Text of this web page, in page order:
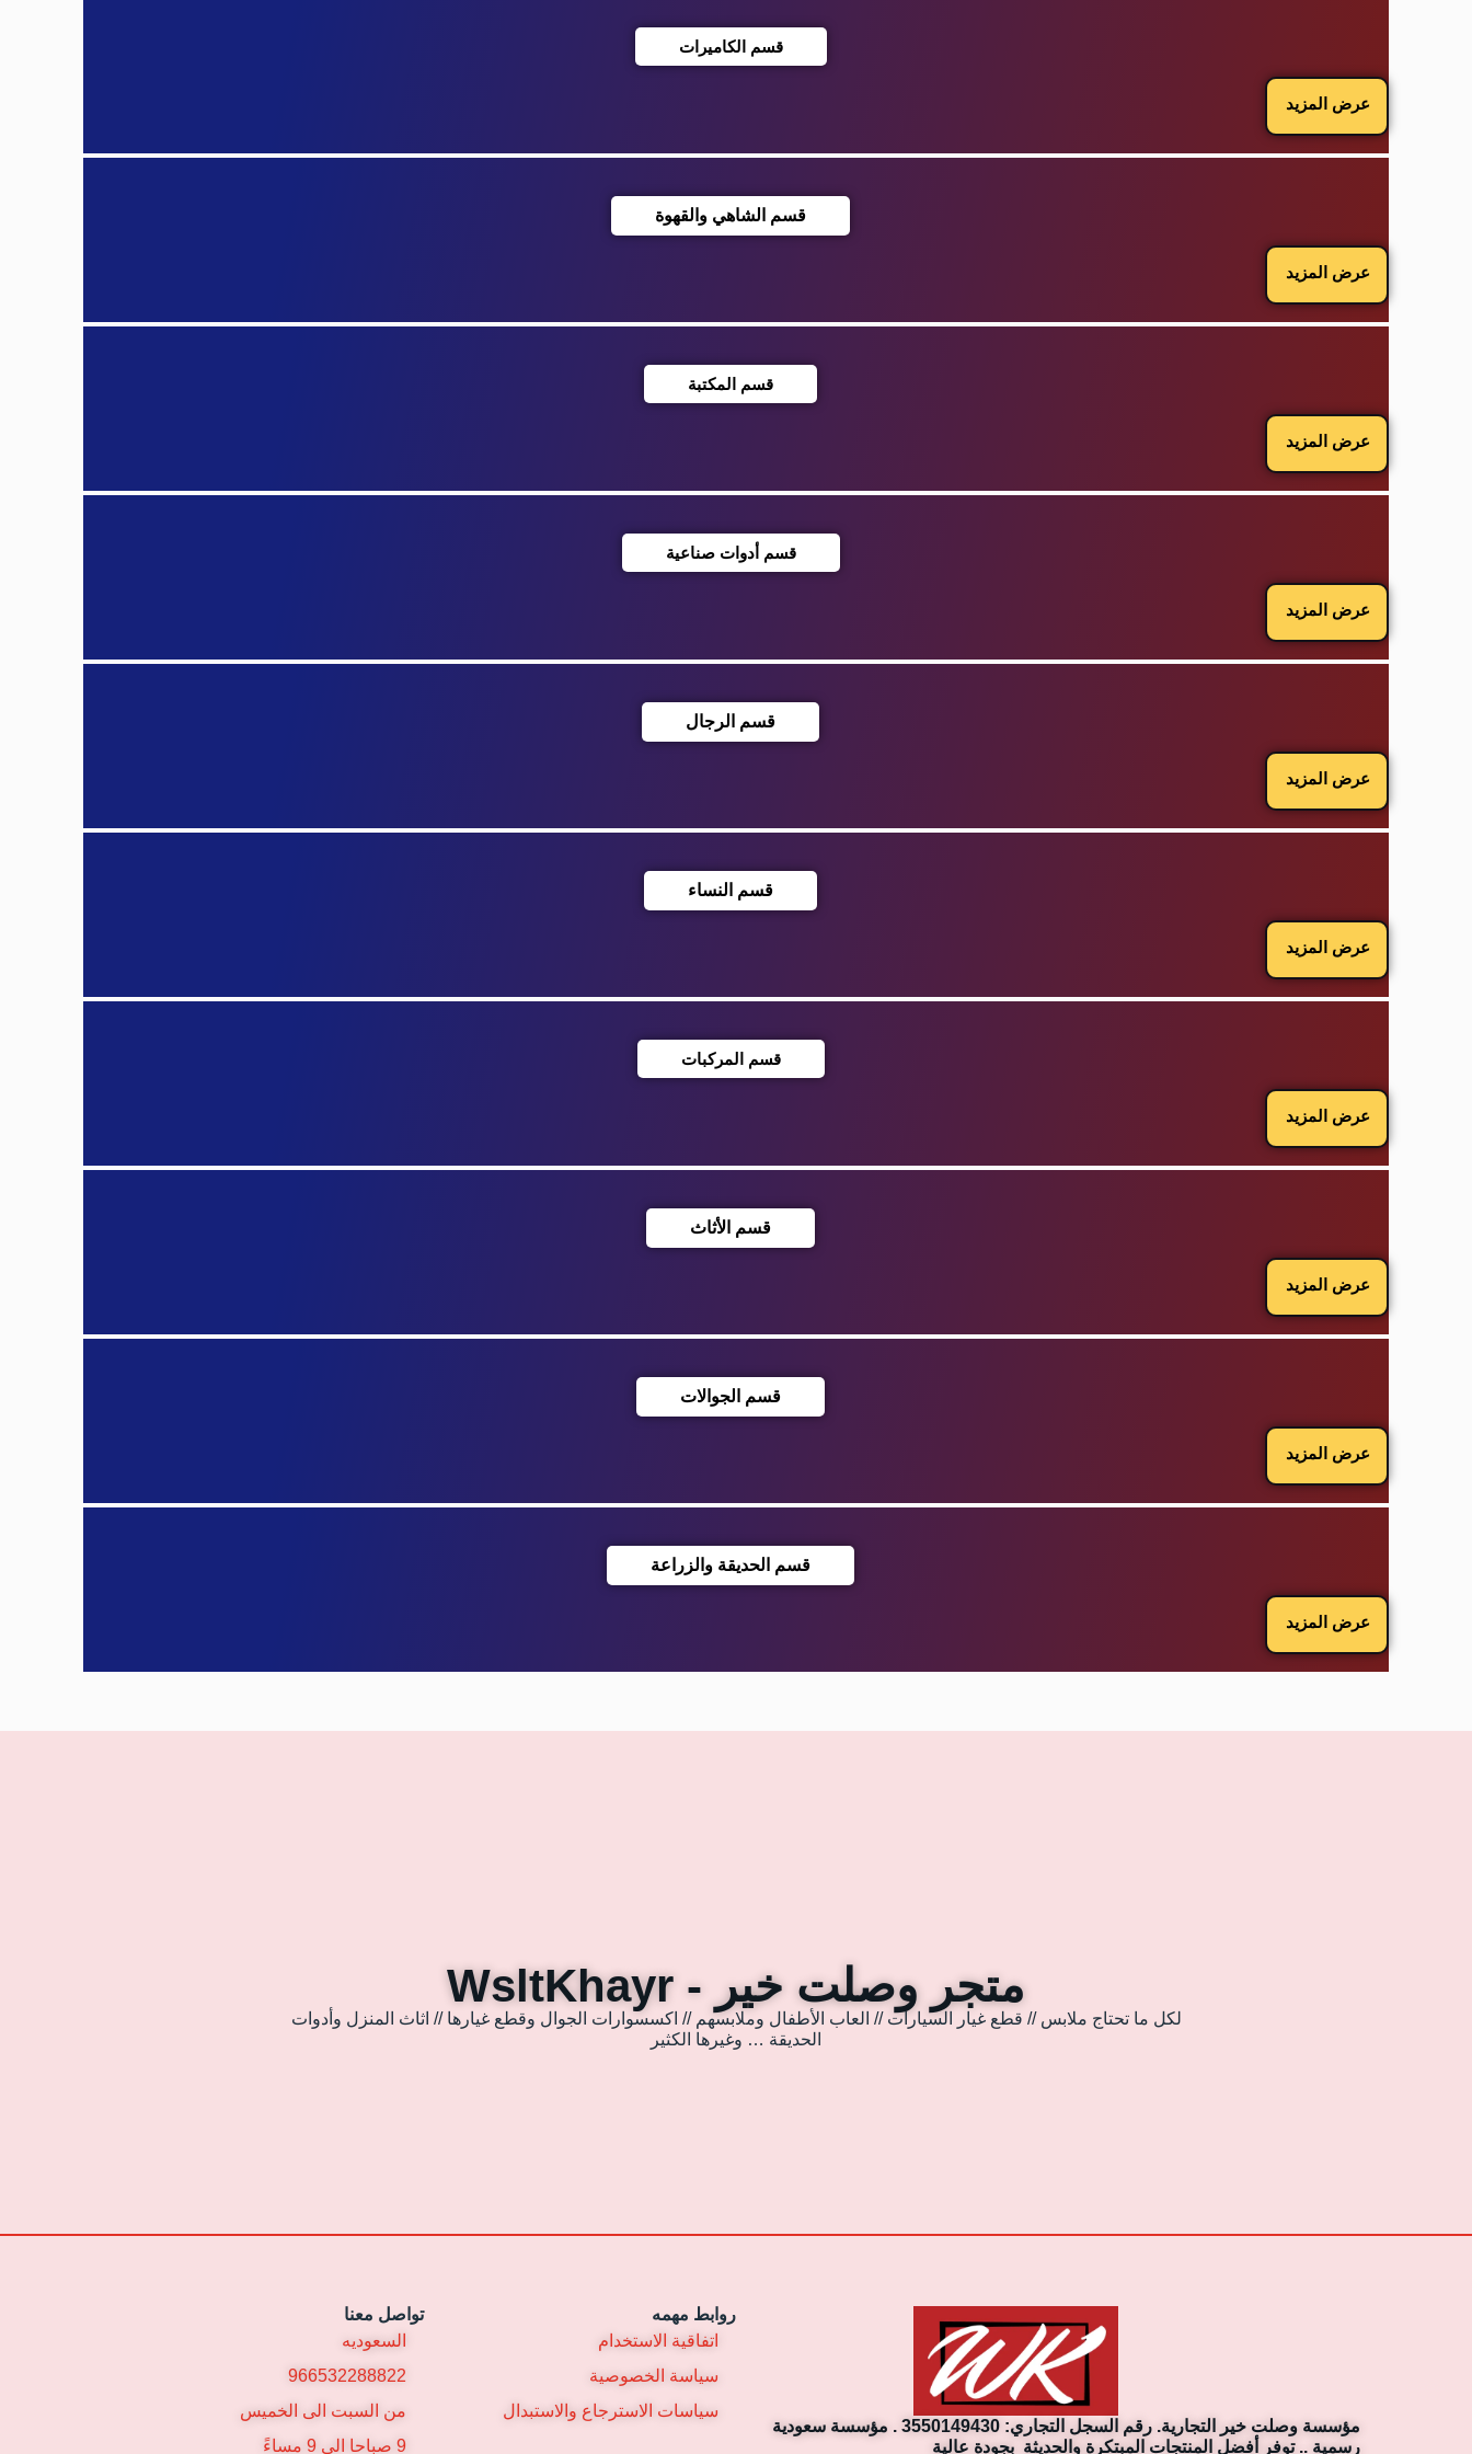
قسم الكاميرات
عرض المزيد
قسم الشاهي والقهوة
عرض المزيد
قسم المكتبة
عرض المزيد
قسم أدوات صناعية
عرض المزيد
قسم الرجال
عرض المزيد
قسم النساء
عرض المزيد
قسم المركبات
عرض المزيد
قسم الأثاث
عرض المزيد
قسم الجوالات
عرض المزيد
قسم الحديقة والزراعة
عرض المزيد
متجر وصلت خير - WsltKhayr
لكل ما تحتاج ملابس // قطع غيار السيارات // العاب الأطفال وملابسهم // اكسسوارات الجوال وقطع غيارها // اثاث المنزل وأدوات
الحديقة … وغيرها الكثير
مؤسسة وصلت خير التجارية. رقم السجل التجاري: 3550149430 . مؤسسة سعودية
رسمية .. توفر أفضل المنتجات المبتكرة والحديثة بجودة عالية
روابط مهمه
اتفاقية الاستخدام
سياسة الخصوصية
سياسات الاسترجاع والاستبدال
تواصل معنا
السعوديه
966532288822
من السبت الى الخميس
9 صباحا الى 9 مساءً